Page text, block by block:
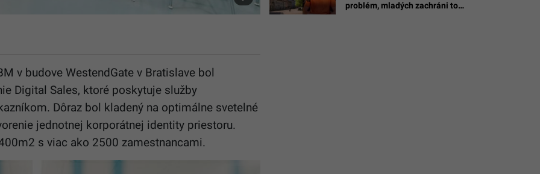
v budove WestendGate v Bratislave bol
Digital Sales, ktoré poskytuje služby
Dôraz bol kladený na optimálne svetelné
jednotnej korporátnej identity priestoru.
s viac ako 2500 zamestnancami.
problém, mladých zachráni toto